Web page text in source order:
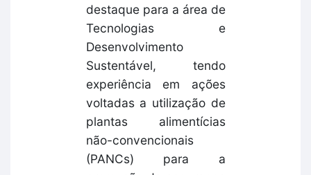
destaque para a área de
Tecnologias e
Desenvolvimento
Sustentável, tendo
experiência em ações
voltadas a utilização de
plantas alimentícias
não-convencionais
(PANCs) para a